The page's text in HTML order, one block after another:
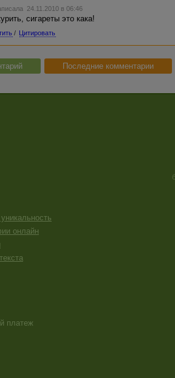
24.11.2010 в 06:46
сигареты это кака!
/ Цитировать
Последние комментарии
онлайн
платеж